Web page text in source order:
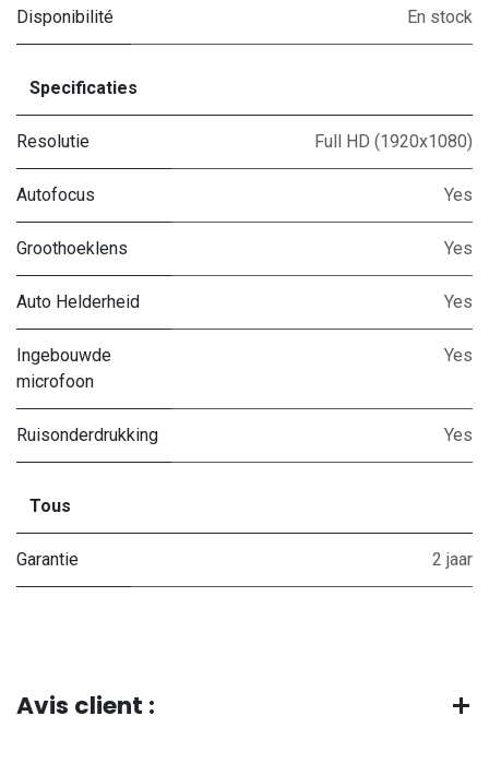
Disponibilité En stock
Specificaties
Resolutie Full HD (1920x1080)
Autofocus Yes
Groothoeklens Yes
Auto Helderheid Yes
Ingebouwde
microfoon
Yes
Ruisonderdrukking Yes
Tous
Garantie 2 jaar
Avis client :